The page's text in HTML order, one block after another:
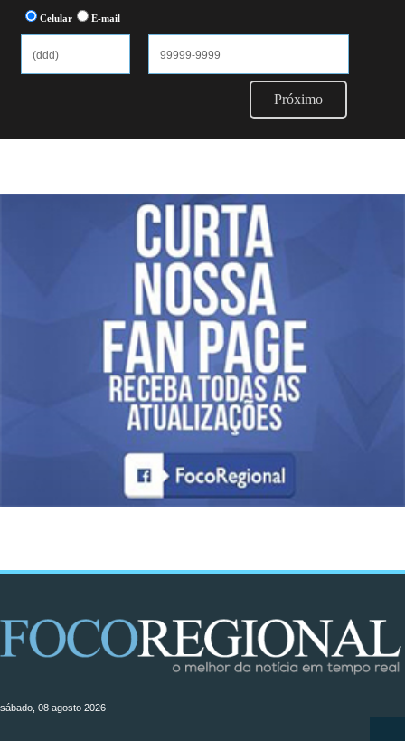
Celular E-mail
Próximo
sábado, 08 agosto 2026